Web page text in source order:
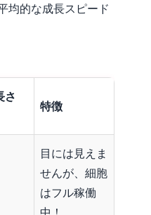
均的な成長スピード
さ
特徴
目には見えま
せんが、細胞
はフル稼働